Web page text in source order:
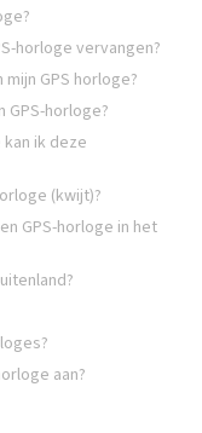
horloge vervangen?
GPS horloge?
horloge?
ik deze
(kwijt)?
GPS-horloge in het
aan?